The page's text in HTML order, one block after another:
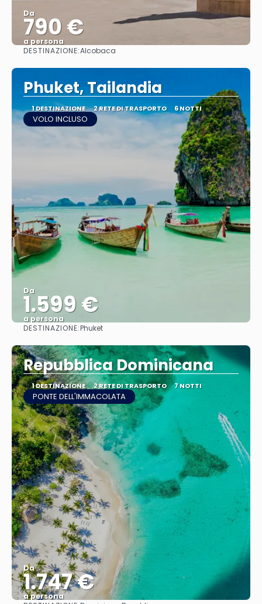
Da
790 €
a persona
DESTINAZIONE:Alcobaca
Phuket, Tailandia
1 DESTINAZIONE 2 RETE DI TRASPORTO 6 NOTTI
VOLO INCLUSO
Da
1.599 €
a persona
DESTINAZIONE:Phuket
Repubblica Dominicana
1 DESTINAZIONE 2 RETE DI TRASPORTO 7 NOTTI
PONTE DELL'IMMACOLATA
Da
1.747 €
a persona